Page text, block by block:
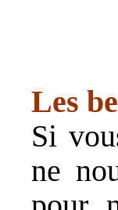
Les
Si
ne